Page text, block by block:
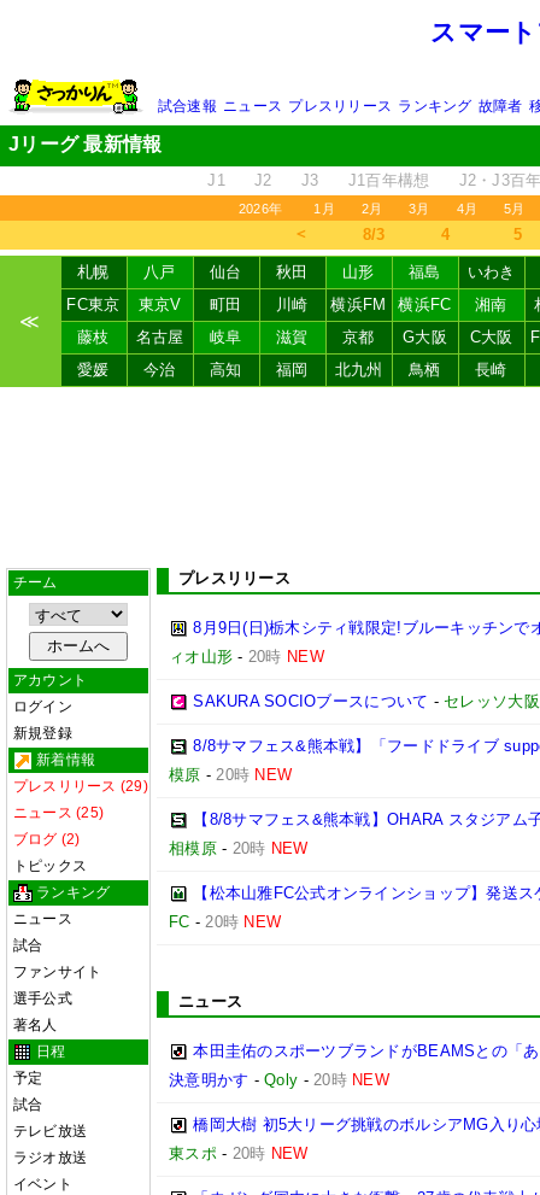
スマー
試合速報 ニュース プレスリリース ランキング 故障者
Jリーグ 最新情報
J1 J2 J3 J1百年構想 J2・J3百
2026年 1月 2月 3月 4月 5月
＜ 8/3 4 5
≪
札幌 八戸 仙台 秋田 山形 福島
いわき
FC東京
東京V 町田 川崎 横浜FM 横浜FC 湘南
藤枝
名古屋 岐阜 滋賀 京都 G大阪 C大阪
愛媛
今治 高知 福岡 北九州 鳥栖 長崎
チーム
アカウント
ログイン
新規登録
新着情報
プレスリリース (29)
ニュース (25)
ブログ (2)
トピックス
ランキング
ニュース
試合
ファンサイト
選手公式
著名人
日程
予定
試合
テレビ放送
ラジオ放送
イベント
プレスリリース
8月9日(日)栃木シティ戦限定!ブルーキッチンで
ィオ山形 - 20時 NEW
SAKURA SOCIOブースについて - セレッソ大阪
8/8サマフェス&熊本戦】「フードドライブ
模原 -20時 NEW
【8/8サマフェス&熊本戦】OHARA スタジア
相模原- 20時 NEW
【松本山雅FC公式オンラインショップ】発送
FC -20時 NEW
ニュース
本田圭佑のスポーツブランドがBEAMSとの「
決意明かす -Qoly -20時 NEW
橋岡大樹 初5大リーグ挑戦のボルシアMG入り
東スポ- 20時 NEW